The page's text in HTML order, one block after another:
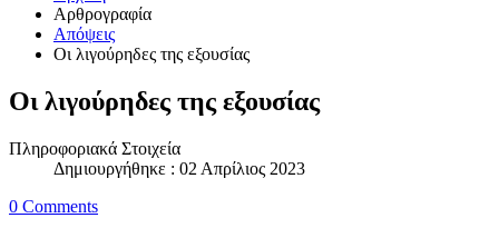
Αρθρογραφία
Απόψεις
Οι λιγούρηδες της εξουσίας
Οι λιγούρηδες της εξουσίας
Πληροφοριακά Στοιχεία
Δημιουργήθηκε : 02 Απρίλιος 2023
0 Comments